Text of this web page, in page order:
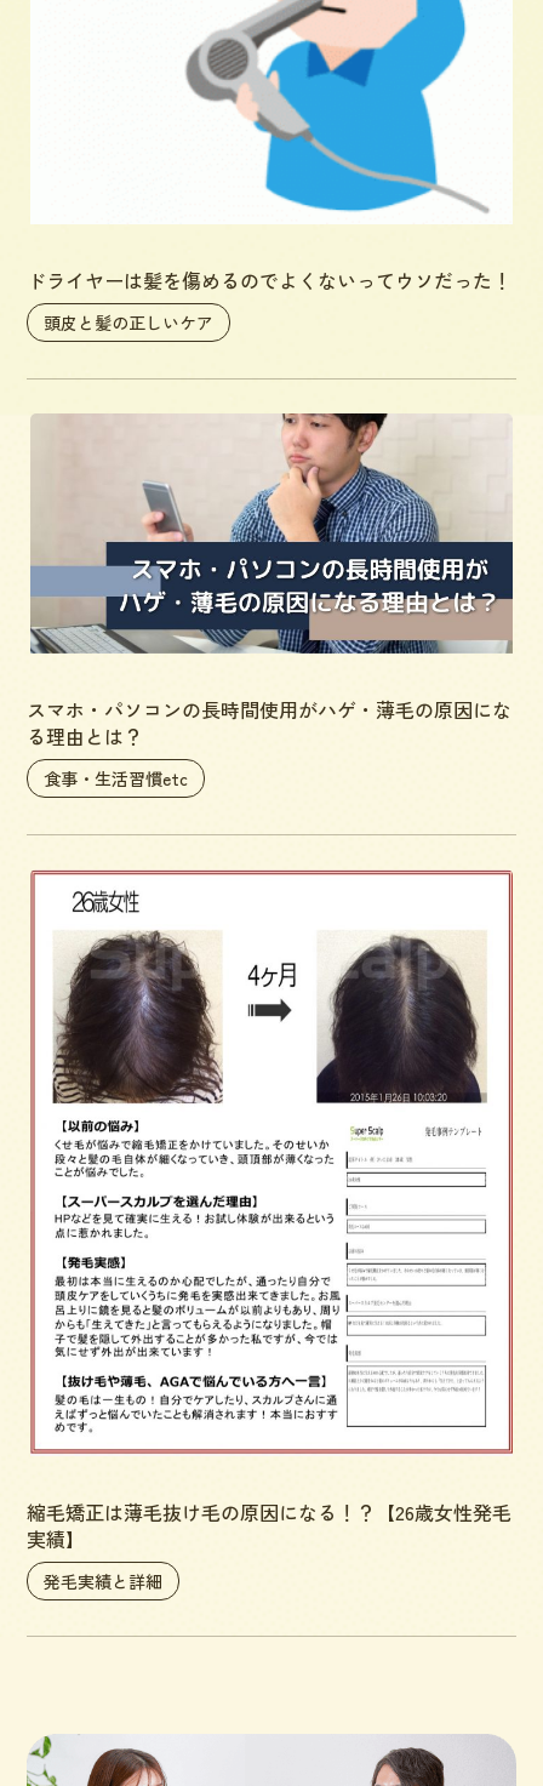
ドライヤーは髪を傷めるのでよくないってウソだった！
頭皮と髪の正しいケア
スマホ・パソコンの長時間使用がハゲ・薄毛の原因にな
る理由とは？
食事・生活習慣etc
縮毛矯正は薄毛抜け毛の原因になる！？【26歳女性発毛
実績】
発毛実績と詳細